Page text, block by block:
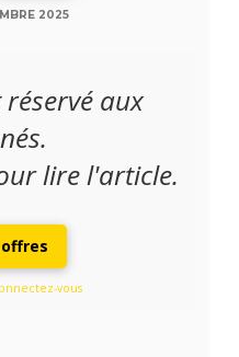
2025
aux
lire l'article.
vous